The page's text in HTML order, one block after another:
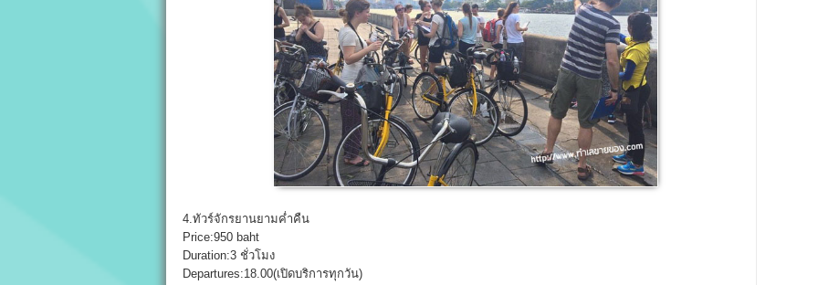
4.ทัวร์จักรยานยามค่ำคืน
Price:950 baht
Duration:3 ชั่วโมง
Departures:18.00(เปิดบริการทุกวัน)